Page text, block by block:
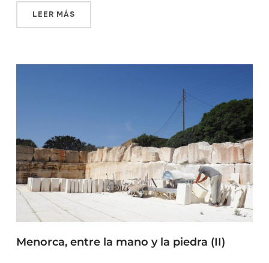
LEER MÁS
Menorca, entre la mano y la piedra (II)